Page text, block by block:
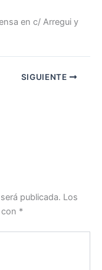
en c/ Arregui y
SIGUIENTE
publicada. Los
*